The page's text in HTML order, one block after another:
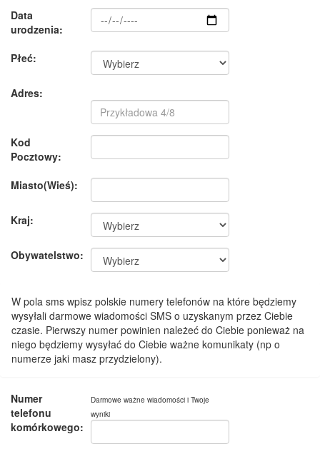
Data
urodzenia:
Płeć:
Adres:
Kod
Pocztowy:
Miasto(Wieś):
Kraj:
Obywatelstwo:
W pola sms wpisz polskie numery telefonów na które będziemy
wysyłali darmowe wiadomości SMS o uzyskanym przez Ciebie
czasie. Pierwszy numer powinien należeć do Ciebie ponieważ na
niego będziemy wysyłać do Ciebie ważne komunikaty (np o
numerze jaki masz przydzielony).
Numer
telefonu
komórkowego:
Darmowe ważne wiadomości i Twoje
wyniki